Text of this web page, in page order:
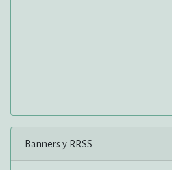
Banners y RRSS